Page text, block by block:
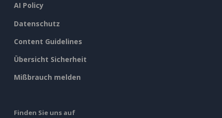
AI Policy
Datenschutz
Content Guidelines
Übersicht Sicherheit
Mißbrauch melden
Finden Sie uns auf